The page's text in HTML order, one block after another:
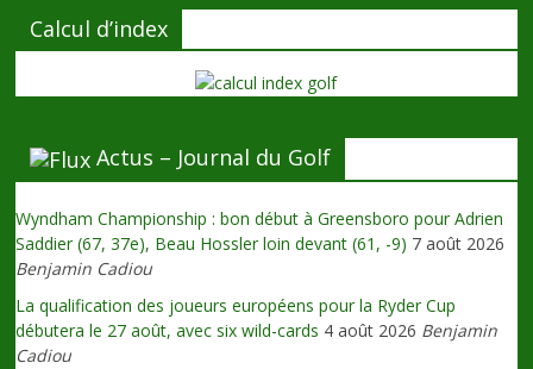
Calcul d’index
Actus – Journal du Golf
Wyndham Championship : bon début à Greensboro pour Adrien
Saddier (67, 37e), Beau Hossler loin devant (61, -9) 7 août 2026
Benjamin Cadiou
La qualification des joueurs européens pour la Ryder Cup
débutera le 27 août, avec six wild-cards 4 août 2026 Benjamin
Cadiou